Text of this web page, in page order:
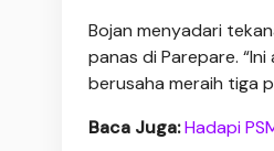
Bojan menyadari
panas di Parepare.
berusaha meraih tiga
Baca Juga:Hadapi